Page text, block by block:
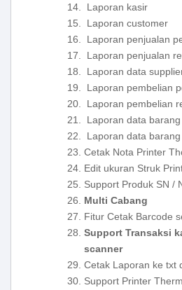
Laporan kasir
Laporan customer
Laporan penjualan
Laporan penjualan
Laporan data
Laporan pembelian
Laporan pembelian
Laporan data
Laporan data
Cetak Nota Printer
Edit ukuran Struk
Support Produk SN /
Multi Cabang
Fitur Cetak Barcode
Support Transaksi
scanner
Cetak Laporan ke txt
Support Printer